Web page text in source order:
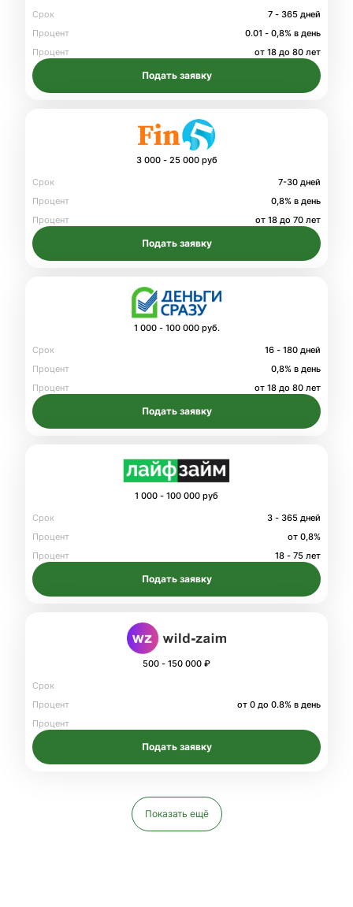
Срок
7 - 365 дней
Процент
0.01 - 0,8% в день
Процент
от 18 до 80 лет
Подать заявку
3 000 - 25 000 руб
Срок
7-30 дней
Процент
0,8% в день
Процент
от 18 до 70 лет
Подать заявку
1 000 - 100 000 руб.
Срок
16 - 180 дней
Процент
0,8% в день
Процент
от 18 до 80 лет
Подать заявку
1 000 - 100 000 руб
Срок
3 - 365 дней
Процент
от 0,8%
Процент
18 - 75 лет
Подать заявку
500 - 150 000 ₽
Срок
Процент
от 0 до 0.8% в день
Процент
Подать заявку
Показать ещё